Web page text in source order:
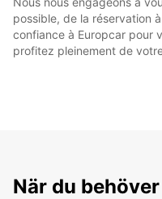
possible, de la réservation
confiance à Europcar pour
profitez pleinement de
När du